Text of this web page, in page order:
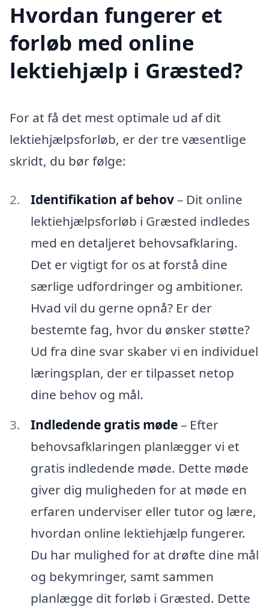
Hvordan fungerer et
forløb med online
lektiehjælp i Græsted?
For at få det mest optimale ud af dit
lektiehjælpsforløb, er der tre væsentlige
skridt, du bør følge:
Identifikation af behov– Dit online
lektiehjælpsforløb i Græsted indledes
med en detaljeret behovsafklaring.
Det er vigtigt for os at forstå dine
særlige udfordringer og ambitioner.
Hvad vil du gerne opnå? Er der
bestemte fag, hvor du ønsker støtte?
Ud fra dine svar skaber vi en individuel
læringsplan, der er tilpasset netop
dine behov og mål.
Indledende gratis møde– Efter
behovsafklaringen planlægger vi et
gratis indledende møde. Dette møde
giver dig muligheden for at møde en
erfaren underviser eller tutor og lære,
hvordan online lektiehjælp fungerer.
Du har mulighed for at drøfte dine mål
og bekymringer, samt sammen
planlægge dit forløb i Græsted. Dette